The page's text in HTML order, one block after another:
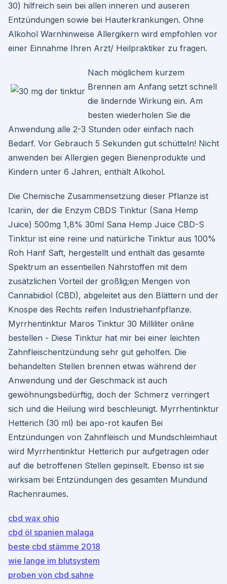
30) hilfreich sein bei allen inneren und auseren
Entzündungen sowie bei Hauterkrankungen. Ohne
Alkohol Warnhinweise Allergikern wird empfohlen vor
einer Einnahme Ihren Arzt/ Heilpraktiker zu fragen.
Nach möglichem kurzem
Brennen am Anfang setzt schnell
die lindernde Wirkung ein. Am
besten wiederholen Sie die
Anwendung alle 2-3 Stunden oder einfach nach
Bedarf. Vor Gebrauch 5 Sekunden gut schütteln! Nicht
anwenden bei Allergien gegen Bienenprodukte und
Kindern unter 6 Jahren, enthält Alkohol.
Die Chemische Zusammensetzung dieser Pflanze ist
Icariin, der die Enzym CBDS Tinktur (Sana Hemp
Juice) 500mg 1,8% 30ml Sana Hemp Juice CBD-S
Tinktur ist eine reine und natürliche Tinktur aus 100%
Roh Hanf Saft, hergestellt und enthält das gesamte
Spektrum an essentiellen Nährstoffen mit dem
zusätzlichen Vorteil der großlig;en Mengen von
Cannabidiol (CBD), abgeleitet aus den Blättern und der
Knospe des Rechts reifen Industriehanfpflanze.
Myrrhentinktur Maros Tinktur 30 Milliliter online
bestellen - Diese Tinktur hat mir bei einer leichten
Zahnfleischentzündung sehr gut geholfen. Die
behandelten Stellen brennen etwas während der
Anwendung und der Geschmack ist auch
gewöhnungsbedürftig, doch der Schmerz verringert
sich und die Heilung wird beschleunigt. Myrrhentinktur
Hetterich (30 ml) bei apo-rot kaufen Bei
Entzündungen von Zahnfleisch und Mundschleimhaut
wird Myrrhentinktur Hetterich pur aufgetragen oder
auf die betroffenen Stellen gepinselt. Ebenso ist sie
wirksam bei Entzündungen des gesamten Mundund
Rachenraumes.
cbd wax ohio
cbd öl spanien malaga
beste cbd stämme 2018
wie lange im blutsystem
proben von cbd sahne